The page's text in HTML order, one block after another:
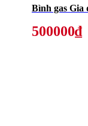
Bình gas
500000₫